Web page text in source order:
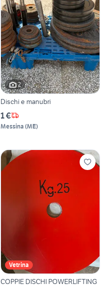
2
Dischi e manubri
1 €
Messina (ME)
Vetrina
COPPIE DISCHI POWERLIFTING